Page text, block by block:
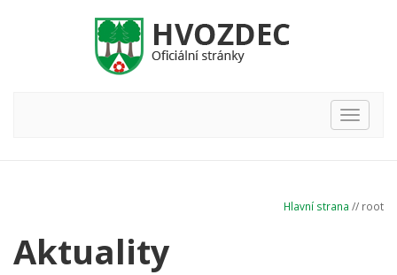
Hlavní
nabídka
Hlavní strana // root
Aktuality